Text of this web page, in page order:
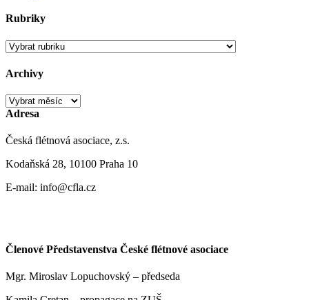
Rubriky
Rubriky
Archivy
Archivy
Adresa
Česká flétnová asociace, z.s.
Kodaňská 28, 10100 Praha 10
E-mail: info@cfla.cz
Členové Představenstva České flétnové asociace
Mgr. Miroslav Lopuchovský – předseda